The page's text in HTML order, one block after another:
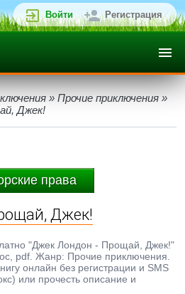
Войти Регистрация
» Прочие приключения »
Джек!
права
Джек!
"Джек Лондон - Прощай, Джек!"
pdf. Жанр: Прочие приключения.
онлайн без регистрации и SMS
или прочесть описание и